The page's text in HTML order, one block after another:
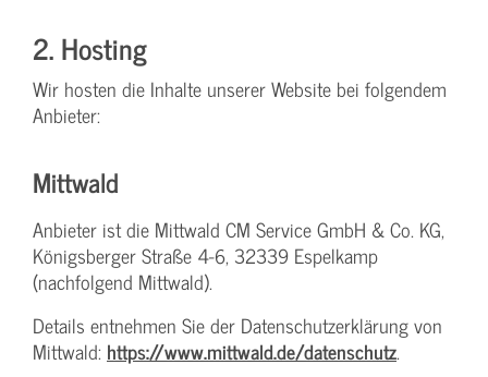
2. Hosting
Wir hosten die Inhalte unserer Website bei folgendem
Anbieter:
Mittwald
Anbieter ist die Mittwald CM Service GmbH & Co. KG,
Königsberger Straße 4-6, 32339 Espelkamp
(nachfolgend Mittwald).
Details entnehmen Sie der Datenschutzerklärung von
Mittwald: https://www.mittwald.de/datenschutz.